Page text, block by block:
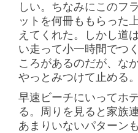
しい。ちなみにこのフ
ットを何冊ももらった
えてくれた。しかし道
い走って小一時間でつ
ころがあるのだが、な
やっとみつけて止める
早速ビーチにいってホ
る。周りを見ると家族
あまりいないパターン